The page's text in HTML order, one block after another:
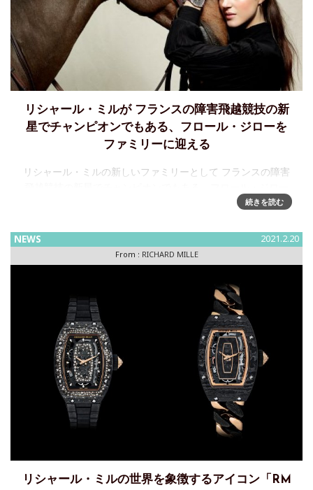
リシャール・ミルが フランスの障害飛越競技の新
星でチャンピオンでもある、フロール・ジローを
ファミリーに迎える
リシャール・ミルの新しいファミリーとして フランスの障害
を迎える 障害飛越競技の新星、フロール・ジロー• 24歳の若
続きを読む
NEWS 2021.2.20
From : RICHARD MILLE
リシャール・ミルの世界を象徴するアイコン「RM